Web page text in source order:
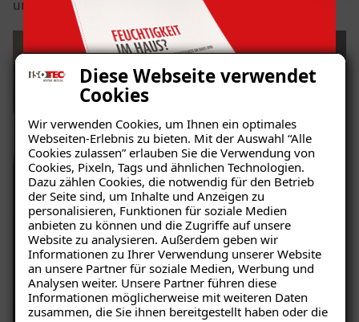
Diese Webseite verwendet
Cookies
Wir verwenden Cookies, um Ihnen ein optimales
Webseiten-Erlebnis zu bieten. Mit der Auswahl “Alle
Cookies zulassen” erlauben Sie die Verwendung von
Cookies, Pixeln, Tags und ähnlichen Technologien.
Dazu zählen Cookies, die notwendig für den Betrieb
der Seite sind, um Inhalte und Anzeigen zu
personalisieren, Funktionen für soziale Medien
anbieten zu können und die Zugriffe auf unsere
Website zu analysieren. Außerdem geben wir
Informationen zu Ihrer Verwendung unserer Website
an unsere Partner für soziale Medien, Werbung und
Analysen weiter. Unsere Partner führen diese
Informationen möglicherweise mit weiteren Daten
zusammen, die Sie ihnen bereitgestellt haben oder die
und ist bereit für entspannte Stunden im Freien.
Ratgeber „Sofort-Tipps gegen
Feuchtigkeit“
– jetzt kostenlos